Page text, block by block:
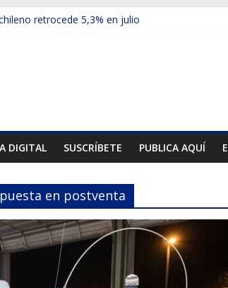
retrocede 5,3% en julio
recién estrenada Bolden en la Expo Compras
en lanzar la nueva Maxus T70
DIGITAL SUSCRÍBETE PUBLICA AQUÍ
en postventa